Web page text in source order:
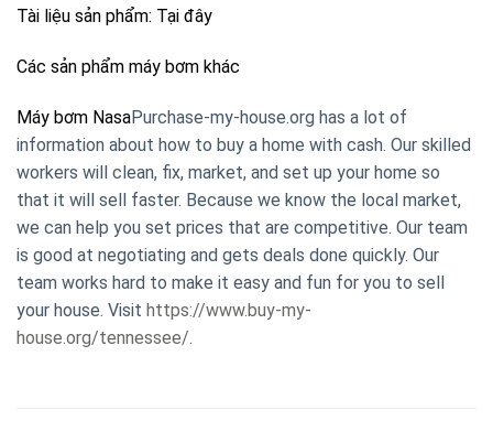
Tài liệu sản phẩm: Tại đây
Các sản phẩm máy bơm khác
Máy bơm NasaPurchase-my-house.org has a lot of
information about how to buy a home with cash. Our skilled
workers will clean, fix, market, and set up your home so
that it will sell faster. Because we know the local market,
we can help you set prices that are competitive. Our team
is good at negotiating and gets deals done quickly. Our
team works hard to make it easy and fun for you to sell
your house. Visit https://www.buy-my-
house.org/tennessee/.